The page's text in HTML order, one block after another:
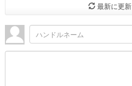
最新に更新